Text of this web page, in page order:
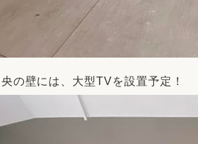
の壁には、大型TVを設置予定！